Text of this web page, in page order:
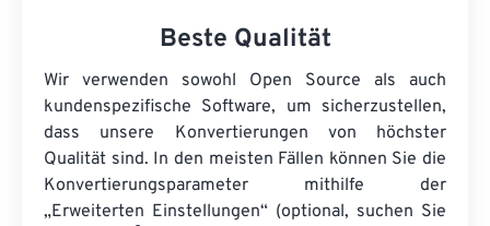
Beste Qualität
Wir verwenden sowohl Open Source als auch
kundenspezifische Software, um sicherzustellen,
dass unsere Konvertierungen von höchster
Qualität sind. In den meisten Fällen können Sie die
Konvertierungsparameter mithilfe der
„Erweiterten Einstellungen“ (optional, suchen Sie